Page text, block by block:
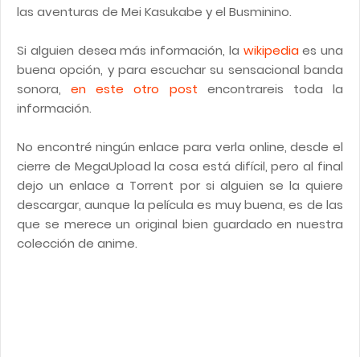
las aventuras de Mei Kasukabe y el Busminino.
Si alguien desea más información, la wikipediaes una
buena opción, y para escuchar su sensacional banda
sonora,en este otro post encontrareis toda la
información.
No encontré ningún enlace para verla online, desde el
cierre de MegaUpload la cosa está difícil, pero al final
dejo un enlace a Torrent por si alguien se la quiere
descargar, aunque la película es muy buena, es de las
que se merece un original bien guardado en nuestra
colección de anime.